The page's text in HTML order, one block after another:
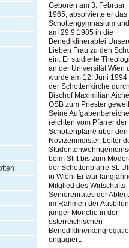
Geboren am 3. Februar
1965, absolvierte er das
Schottengymnasium
am 29.9.1985 in die
Benediktinerabtei
Lieben Frau zu den
ein. Er studierte
an der Universität Wien
wurde am 12. Juni 1994
der Schottenkirche durch
Bischof Maximilian
OSB zum Priester
Seine Aufgabenbereiche
reichten vom Pfarrer der
Schottenpfarre über den
Novizenmeister, Leiter
beim Stift bis zum
der Schottenpfarre St.
in Wien. Er war
Mitglied des
Seniorenrates der Abtei
im Rahmen der
junger Mönche in der
österreichischen
engagiert.